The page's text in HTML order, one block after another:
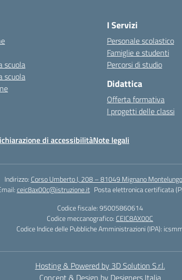
scuola
scuola
I Servizi
Personale scolastico
Famiglie e studenti
Percorsi di studio
Didattica
Offerta formativa
I progetti delle classi
di accessibilitàNote legali
Indirizzo: Corso Umberto I, 208 – 81049 Mignano
ceic8ax00c@istruzione.it Posta elettronica certificata
Codice fiscale: 95005860614
Codice meccanografico: CEIC8AX00C
Codice Indice delle Pubbliche Amministrazioni (IPA):
Hosting & Powered by 3D Solution S.r.l.
Concept & Design by Designers Italia